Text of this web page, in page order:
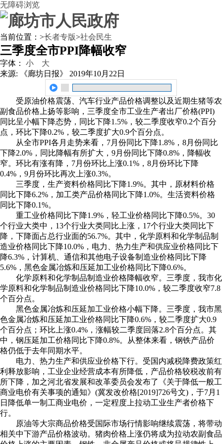
无障碍浏览
当前位置： >长者专版>社会民生
三季度全市PPI降幅收窄
字体： 小
大
来源: 《廊坊日报》
2019年10月22日
受原油价格震荡、汽车行业产品价格调整以及近期生猪等农
副食品价格上扬等影响，三季度全市工业生产者出厂价格(PPI)
同比呈小幅下降态势，同比下降1.5%，较二季度收窄0.2个百分
点，环比下降0.2%，较二季度扩大0.9个百分点。
从全市PPI各月走势来看，7月份同比下降1.8%，8月份同比
下降2.0%，同比降幅有所扩大，9月份同比下降0.8%，降幅收
窄。环比有涨有降，7月份环比上涨0.1%，8月份环比下降
0.4%，9月份环比再次上涨0.3%。
三季度，生产资料价格同比下降1.9%。其中，原材料价格
同比下降6.2%，加工类产品价格同比下降1.0%。生活资料价格
同比下降0.1%。
重工业价格同比下降1.9%，轻工业价格同比下降0.5%。30
个行业大类中，13个行业大类同比上涨，17个行业大类同比下
降，下降面占总行业面的56.7%。其中，化学原料和化学制品制
造业价格同比下降10.0%，电力、热力生产和供应业价格同比下
降6.3%，计算机、通信和其他电子设备制造业价格同比下降
5.6%，黑色金属冶炼和压延加工业价格同比下降0.6%。
化学原料和化学制品制造业价格降幅收窄。三季度，我市化
学原料和化学制品制造业价格同比下降10.0%，较二季度收窄7.8
个百分点。
黑色金属冶炼和压延加工业价格小幅下降。三季度，我市黑
色金属冶炼和压延加工业价格同比下降0.6%，较二季度扩大0.9
个百分点；环比上涨0.4%，涨幅较二季度回落2.8个百分点。其
中，钢压延加工价格同比下降0.8%。从整体来看，钢铁产品价
格仍低于去年同期水平。
电力、热力生产和供应业价格下行。受国内减税降费政策红
利释放影响，工业企业经营成本有所降低，产品价格较税改前有
所下降，加之河北省发展和改革委员会发布了《关于降低一般工
商业电价有关事项的通知》(冀发改价格[2019]726号文)，于7月1
日降低单一制工商业电价，一定程度上拉动工业生产者价格下
行。
原油等大宗商品价格受国际市场行情影响继续震荡，将带动
相关中下游产品价格波动。猪肉价格上涨仍将成为拉动农副食品